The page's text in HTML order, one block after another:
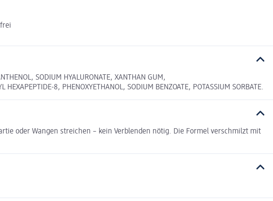
SODIUM HYALURONATE, XANTHAN GUM,
HEXAPEPTIDE-8, PHENOXYETHANOL, SODIUM BENZOATE, POTASSIUM SORBATE.
oder Wangen streichen – kein Verblenden nötig. Die Formel verschmilzt mit